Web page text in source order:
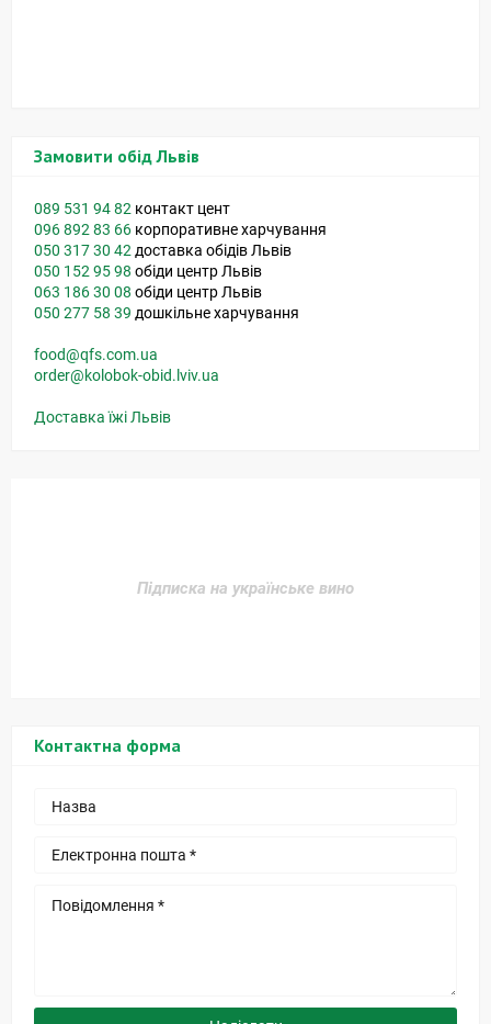
Замовити обід Львів
089 531 94 82 контакт цент
096 892 83 66 корпоративне харчування
050 317 30 42 доставка обідів Львів
050 152 95 98 обіди центр Львів
063 186 30 08 обіди центр Львів
050 277 58 39 дошкільне харчування
food@qfs.com.ua
order@kolobok-obid.lviv.ua
Доставка їжі Львів
Підписка на українське вино
Контактна форма